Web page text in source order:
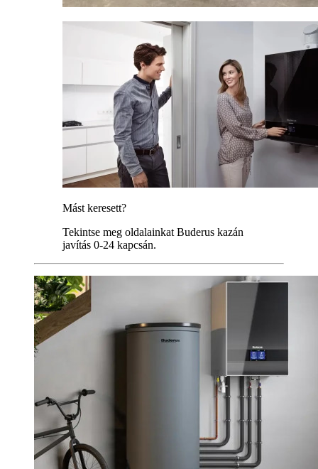
Mást keresett?
Tekintse meg oldalainkat Buderus kazán
javítás 0-24 kapcsán.